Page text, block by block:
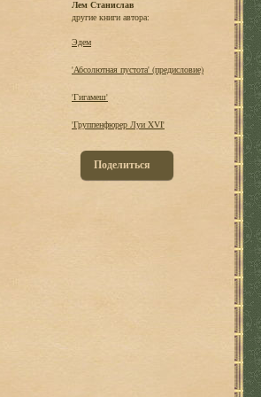
Лем Станислав
другие книги автора:
Эдем
'Абсолютная пустота' (предисловие)
'Гигамеш'
'Группенфюрер Луи XVI'
Поделиться